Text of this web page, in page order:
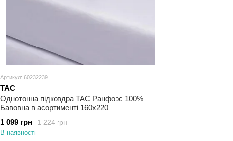
Артикул: 60232239
TAC
Однотонна підковдра TAC Ранфорс 100%
Бавовна в асортименті 160х220
1 224 грн
1 099 грн
В наявності